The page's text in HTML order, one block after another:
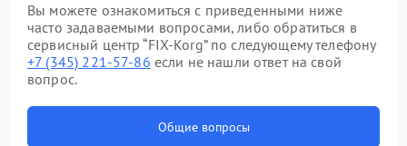
Вы можете ознакомиться с приведенными ниже
часто задаваемыми вопросами, либо обратиться в
сервисный центр “FIX-Korg” по следующему телефону
+7 (345) 221-57-86 если не нашли ответ на свой
вопрос.
Общие вопросы